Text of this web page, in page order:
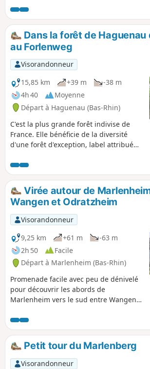
peuplements de feuillus, par les
champs et le charmant village
d’Eschbach qui longe la lisière de la
forêt.Dans la forêt de
au Forlenweg
Visorandonneur
15,85 km
+39 m
-38 m
4h 40
Moyenne
Départ à Haguenau (Bas-Rhin)
C'est la plus grande forêt indivise de
France. Elle bénéficie de la diversité
d'une forêt d'exception, label attribué
France, avec une flore variée. Elle
regorge de champignons en saison.
Petite réserve biologique sur ce
parcours.
Virée autour de
Wangen et Odratzheim
Visorandonneur
9,25 km
+61 m
-63 m
2h 50
Facile
Départ à Marlenheim (Bas-Rhin)
Promenade facile avec peu de dénivelé
pour découvrir les abords de
Marlenheim vers le sud entre Wangen
écurie à Wangen, suivie d'une détour
par les vignes et retour à travers
champs vers le point de départ.
Petit tour du Marlenberg
Visorandonneur